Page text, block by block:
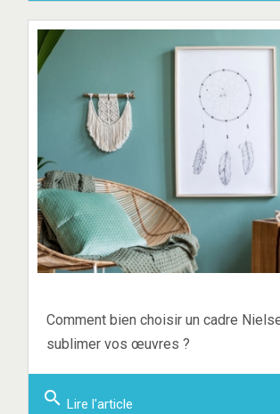
Comment bien choisir un cadre
sublimer vos œuvres ?
search Lire l'article